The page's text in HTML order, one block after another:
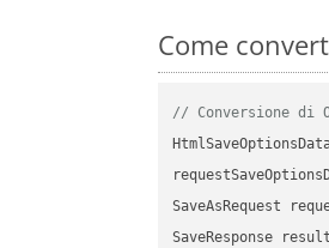
Come
// Conversione di
SaveAsRequest
SaveResponse